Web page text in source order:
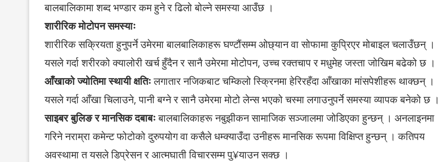
बालबालिकामा शब्द भण्डार कम हुने र ढिलो बोल्ने समस्या आउँछ ।
शारीरिक मोटोपन समस्याः
शारीरिक सक्रियता हुनुपर्ने उमेरमा बालबालिकाहरू घण्टौंसम्म ओछ्यान वा सोफामा कुप्रिएर मोबाइल चलाउँछन् ।
यसले गर्दा शरीरको क्यालोरी खर्च हुँदैन र सानै उमेरमा मोटोपन, उच्च रक्तचाप र मधुमेह जस्ता जोखिम बढेको छ ।
आँखाको ज्योतिमा स्थायी क्षतिःलगातार नजिकबाट चम्किलो स्क्रिनमा हेरिरहँदा आँखाका मांसपेशीहरू थाक्छन् ।
यसले गर्दा आँखा चिलाउने, पानी बग्ने र सानै उमेरमा मोटो लेन्स भएको चस्मा लगाउनुपर्ने समस्या व्यापक बनेको छ ।
साइबर बुलिङ र मानसिक दबाबःबालबालिकाहरू नबुझीकन सामाजिक सञ्जालमा जोडिएका हुन्छन् । अनलाइनमा
गरिने नराम्रा कमेन्ट फोटोको दुरुपयोग वा कसैले धम्क्याउँदा उनीहरू मानसिक रूपमा विक्षिप्त हुन्छन् । कतिपय
अवस्थामा त यसले डिप्रेसन र आत्मघाती विचारसम्म पु¥याउन सक्छ ।